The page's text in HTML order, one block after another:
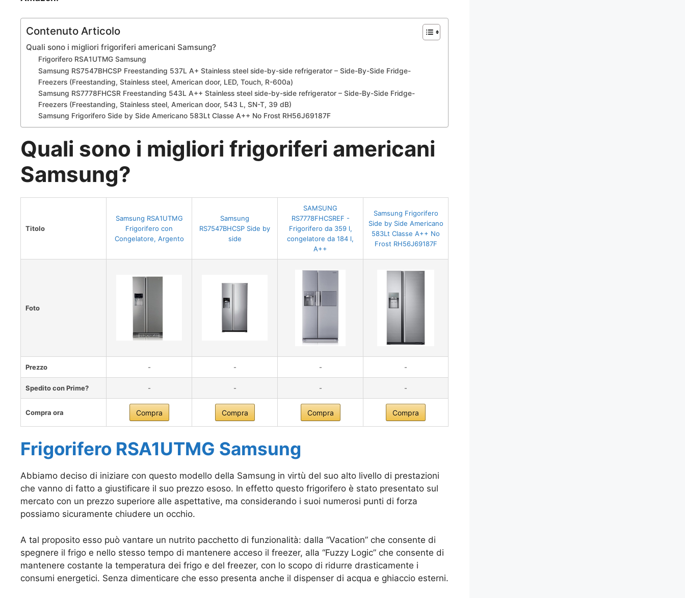
Contenuto Articolo
Quali sono i migliori frigoriferi americani Samsung?
Frigorifero RSA1UTMG Samsung
Samsung RS7547BHCSP Freestanding 537L A+ Stainless steel side-by-side refrigerator – Side-By-Side Fridge-
Freezers (Freestanding, Stainless steel, American door, LED, Touch, R-600a)
Samsung RS7778FHCSR Freestanding 543L A++ Stainless steel side-by-side refrigerator – Side-By-Side Fridge-
Freezers (Freestanding, Stainless steel, American door, 543 L, SN-T, 39 dB)
Samsung Frigorifero Side by Side Americano 583Lt Classe A++ No Frost RH56J69187F
Quali sono i migliori frigoriferi americani
Samsung?
Titolo
Samsung RSA1UTMG
Frigorifero con
Congelatore, Argento
Samsung
RS7547BHCSP Side by
side
SAMSUNG
RS7778FHCSREF -
Frigorifero da 359 l,
congelatore da 184 l,
A++
Samsung Frigorifero
Side by Side Americano
583Lt Classe A++ No
Frost RH56J69187F
Foto
Prezzo - - - -
Spedito con Prime? - - - -
Compra ora Compra Compra Compra Compra
Frigorifero RSA1UTMG Samsung
Abbiamo deciso di iniziare con questo modello della Samsung in virtù del suo alto livello di prestazioni
che vanno di fatto a giustificare il suo prezzo esoso. In effetto questo frigorifero è stato presentato sul
mercato con un prezzo superiore alle aspettative, ma considerando i suoi numerosi punti di forza
possiamo sicuramente chiudere un occhio.
A tal proposito esso può vantare un nutrito pacchetto di funzionalità: dalla “Vacation” che consente di
spegnere il frigo e nello stesso tempo di mantenere acceso il freezer, alla “Fuzzy Logic” che consente di
mantenere costante la temperatura dei frigo e del freezer, con lo scopo di ridurre drasticamente i
consumi energetici. Senza dimenticare che esso presenta anche il dispenser di acqua e ghiaccio esterni.